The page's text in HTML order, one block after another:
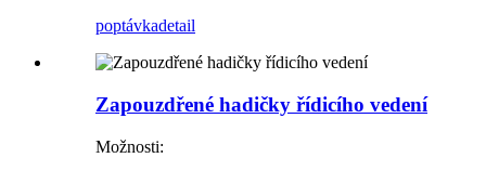
poptávkadetail
Zapouzdřené hadičky řídicího vedení
Možnosti: